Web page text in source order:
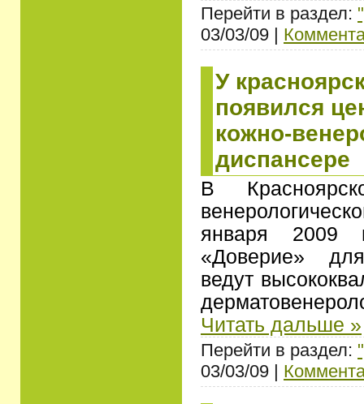
Перейти в раздел:
03/03/09 |
У
появился
кожно-
диспансере
В
января 2009
«Доверие»
ведут
Читать дальше »
Перейти в раздел:
03/03/09 |